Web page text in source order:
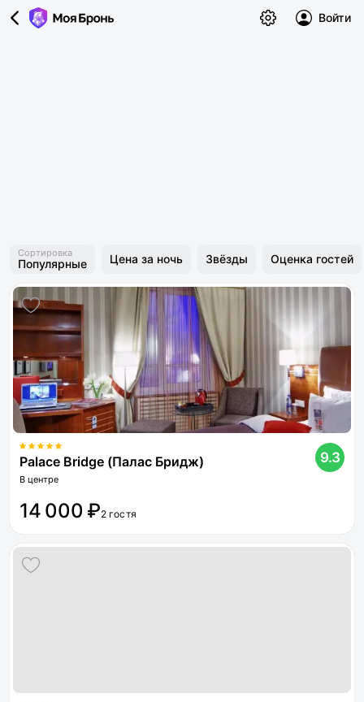
Войти
Сортировка
Популярные Цена за ночь Звёзды Оценка гостей
Palace Bridge (Палас Бридж)
В центре
9.3
14 000 ₽2 гостя